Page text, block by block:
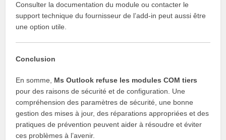
Consulter la documentation du module ou contacter le
support technique du fournisseur de l’add-in peut aussi être
une option utile.
Conclusion
En somme, Ms Outlook refuse les modules COM tiers
pour des raisons de sécurité et de configuration. Une
compréhension des paramètres de sécurité, une bonne
gestion des mises à jour, des réparations appropriées et des
pratiques de prévention peuvent aider à résoudre et éviter
ces problèmes à l’avenir.